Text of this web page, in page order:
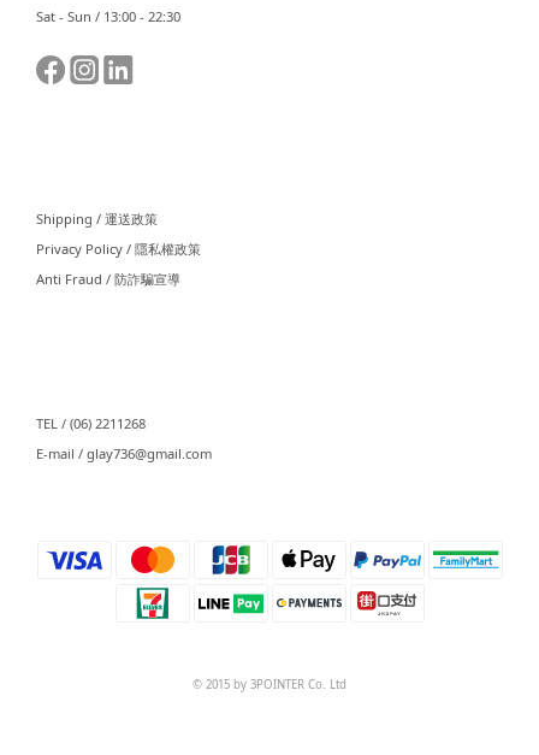
Sat - Sun / 13:00 - 22:30
Shipping / 運送政策
Privacy Policy / 隱私權政策
Anti Fraud / 防詐騙宣導
TEL / (06) 2211268
E-mail / glay736@gmail.com⠀⠀
© 2015 by 3POINTER Co. Ltd